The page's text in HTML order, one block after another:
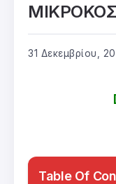
31 Δεκεμβρίου,
Table Of